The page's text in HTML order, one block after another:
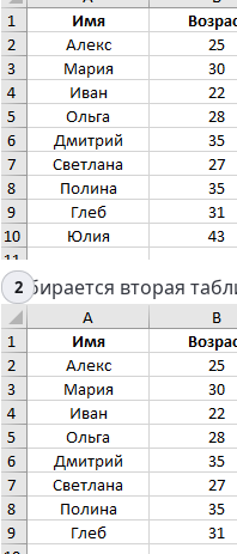
Выбирается вторая